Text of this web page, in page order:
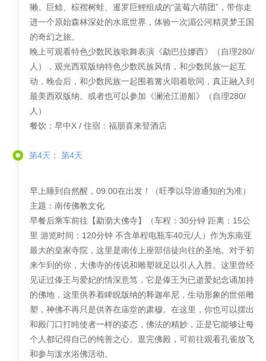
獭、巨鲶、棕褶树蛙、暹罗巨鲤组成的“蓝莓六萌团”，带你走
进一个原始森林深处的水底世界，体验一次湄公河精灵梦王国
的奇幻之旅。
晚上可观看特色少数民族歌舞表演《勐巴拉娜西》（自理280/
人），观光西双版纳特色少数民族风情，和少数民族一起互
动，晚会后，和少数民族一起围着篝火唱着歌同，真正融入到
最美西双版纳。或者也可以参加《澜沧江游船》（自理280/
人）
餐饮：早中X / 住宿：福朋喜来登酒店
第4天： 第4天
早上睡到自然醒，09:00在出发！（旺季以导游通知的为准）
主题：南传佛教文化
早餐后乘车前往【勐泐大佛寺】（车程：30分钟 距离：15公
里 游览时间：120分钟 不含单程电瓶车40元/人）作为东南亚
最大的皇家寺院，这里是南传上座部信徒向往的圣地。对于初
来乍到的你，大佛寺的传说和雕塑就足以引人入胜。这里曾经
见证过傣王与爱妃的情深意笃，它是傣王为已逝爱妃念诵加持
的佛地，这里供养着睥睨版纳的释迦牟尼，生动形象的世俗雕
塑，神佛不再只是供养在庙堂的肃穆。在这里，你也可以摆出
和殿门口打盹使者一样的姿态，佛法的精妙，正是它能够让每
个人都记得自己的纯善之心。逛完佛殿，可前往观看孔雀放飞
和参与泼水浴佛活动。